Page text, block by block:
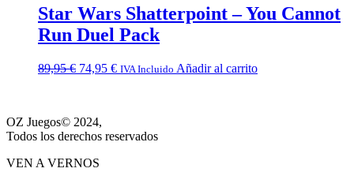
49,95 €.40,95 €.
Star Wars Shatterpoint – You Cannot
Run Duel Pack
89,95€ El
89,95 €.
74,95 €ElIVA Incluido Añadir al carrito
OZ Juegos© 2024,
Todos los derechos reservados
VEN A VERNOS